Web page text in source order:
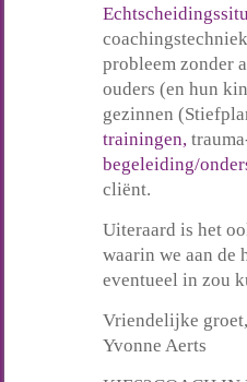
probleem zonder
ouders (en hun
gezinnen
trainingen,
begeleiding/
cliënt.
Uiteraard is het
waarin we aan de
eventueel in zou
Vriendelijke groet,
Yvonne Aerts